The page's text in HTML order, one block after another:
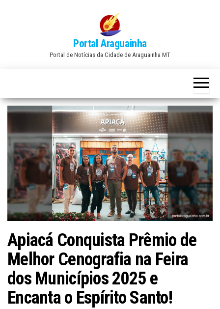
Portal Araguainha
Portal de Notícias da Cidade de Araguainha MT
Apiacá Conquista Prêmio de
Melhor Cenografia na Feira
dos Municípios 2025 e
Encanta o Espírito Santo!